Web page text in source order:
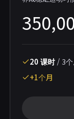
20 课时/3
+1个月